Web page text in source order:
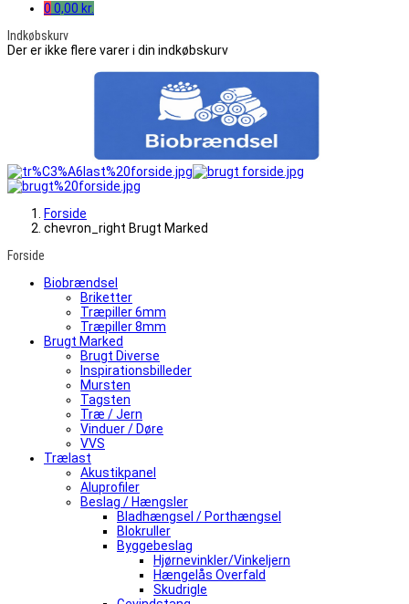
0 0,00 kr.
Indkøbskurv
Der er ikke flere varer i din indkøbskurv
Forside
chevron_right Brugt Marked
Forside
Biobrændsel
Briketter
Træpiller 6mm
Træpiller 8mm
Brugt Marked
Brugt Diverse
Inspirationsbilleder
Mursten
Tagsten
Træ / Jern
Vinduer / Døre
VVS
Trælast
Akustikpanel
Aluprofiler
Beslag / Hængsler
Bladhængsel / Porthængsel
Blokruller
Byggebeslag
Hjørnevinkler/Vinkeljern
Hængelås Overfald
Skudrigle